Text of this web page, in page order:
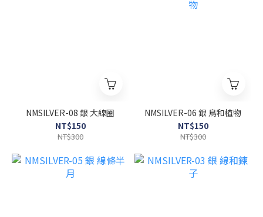
NMSILVER-08 銀 大線圈
NT$150
NT$300
NMSILVER-06 銀 鳥和植物
NT$150
NT$300